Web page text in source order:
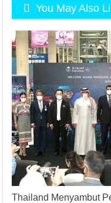
You May Also
Thailand Menyambut